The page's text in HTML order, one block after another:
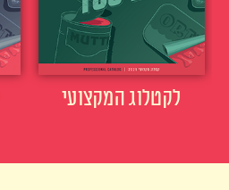
לקטלוג המקצועי